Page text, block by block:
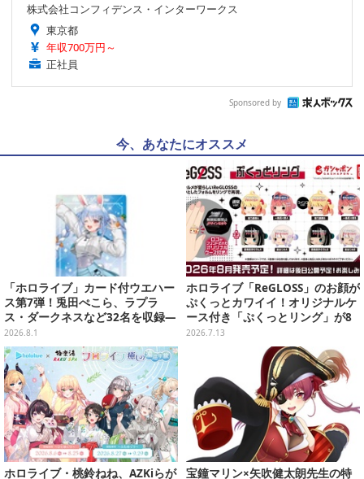
株式会社コンフィデンス・インターワークス
東京都
年収700万円～
正社員
Sponsored by
今、あなたにオススメ
「ホロライブ」カード付ウエハー
ス第7弾！兎田ぺこら、ラプラ
ス・ダークネスなど32名を収録―
裏面には手書きメッセージも
2026.8.1
ホロライブ「ReGLOSS」のお顔が
ぷくっとカワイイ！オリジナルケ
ース付き「ぷくっとリング」が8
月発売決定
2026.7.13
ホロライブ・桃鈴ねね、AZKiらが
宝鐘マリン×矢吹健太朗先生の特